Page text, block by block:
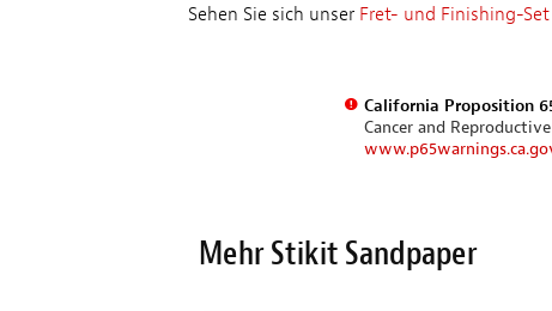
Sehen Sie sich unser Fret- und Finishing-
California Proposition
Cancer and
Mehr Stikit Sandpaper